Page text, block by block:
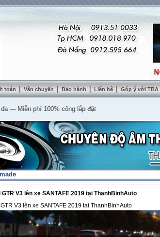
toán | Vận chuyển | Bảo hành | Liên hệ | Góp ý với TBA
phí 100% công lắp đặt
V3 lên xe SANTAFE 2019 tại ThanhBinhAuto
V3 lên xe SANTAFE 2019 tại ThanhBinhAuto